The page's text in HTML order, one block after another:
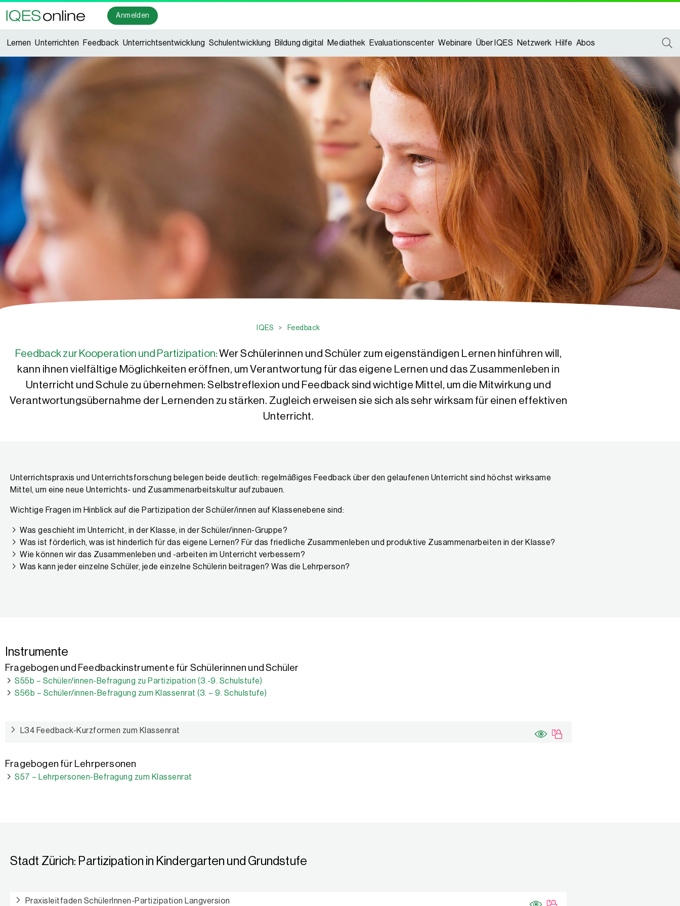
Anmelden
Lernen Unterrichten Feedback Unterrichtsentwicklung Schulentwicklung Bildung digital Mediathek Evaluationscenter Webinare Über IQES Netzwerk Hilfe Abos
IQES > Feedback
Feedback zur Kooperation und Partizipation: Wer Schülerinnen und Schüler zum eigenständigen Lernen hinführen will,
kann ihnen vielfältige Möglichkeiten eröffnen, um Verantwortung für das eigene Lernen und das Zusammenleben in
Unterricht und Schule zu übernehmen: Selbstreflexion und Feedback sind wichtige Mittel, um die Mitwirkung und
Verantwortungsübernahme der Lernenden zu stärken. Zugleich erweisen sie sich als sehr wirksam für einen effektiven
Unterricht.
Unterrichtspraxis und Unterrichtsforschung belegen beide deutlich: regelmäßiges Feedback über den gelaufenen Unterricht sind höchst wirksame
Mittel, um eine neue Unterrichts- und Zusammenarbeitskultur aufzubauen.
Wichtige Fragen im Hinblick auf die Partizipation der Schüler/innen auf Klassenebene sind:
Was geschieht im Unterricht, in der Klasse, in der Schüler/innen-Gruppe?
Was ist förderlich, was ist hinderlich für das eigene Lernen? Für das friedliche Zusammenleben und produktive Zusammenarbeiten in der Klasse?
Wie können wir das Zusammenleben und -arbeiten im Unterricht verbessern?
Was kann jeder einzelne Schüler, jede einzelne Schülerin beitragen? Was die Lehrperson?
Instrumente
Fragebogen und Feedbackinstrumente für Schülerinnen und Schüler
S55b – Schüler/innen-Befragung zu Partizipation (3.-9. Schulstufe)
S56b – Schüler/innen-Befragung zum Klassenrat (3. – 9. Schulstufe)
L34 Feedback-Kurzformen zum Klassenrat
Fragebogen für Lehrpersonen
S57 – Lehrpersonen-Befragung zum Klassenrat
Stadt Zürich: Partizipation in Kindergarten und Grundstufe
Praxisleitfaden SchülerInnen-Partizipation Langversion